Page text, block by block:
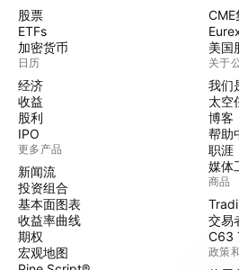
股票
ETFs
加密货币
日历
经济
收益
股利
IPO
更多产品
新闻流
投资组合
基本面图表
收益率曲线
期权
宏观地图
CME
美国
关于
我们
太空
博客
帮助
职涯
媒体
商品
交易
C63
政策